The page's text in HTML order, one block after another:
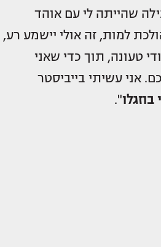
שהייתה לי עם אוהד
למות, זה אולי יישמע רע,
טעונה, תוך כדי שאני
אני עשיתי בייביסטר
בוזגלו".